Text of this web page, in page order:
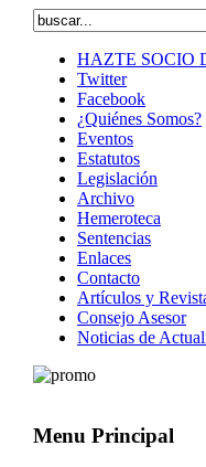
HAZTE SOCIO
Twitter
Facebook
¿Quiénes Somos?
Eventos
Estatutos
Legislación
Archivo
Hemeroteca
Sentencias
Enlaces
Contacto
Artículos y
Consejo Asesor
Noticias de
Menu Principal